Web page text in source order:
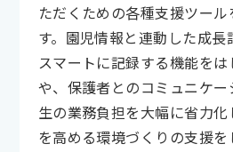
ただくための各種支援ツー
す。園児情報と連動した成
スマートに記録する機能を
や、保護者とのコミュニケ
生の業務負担を大幅に省力
を高める環境づくりの支援